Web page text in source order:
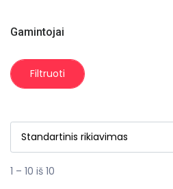
Gamintojai
Filtruoti
1 – 10 iš 10